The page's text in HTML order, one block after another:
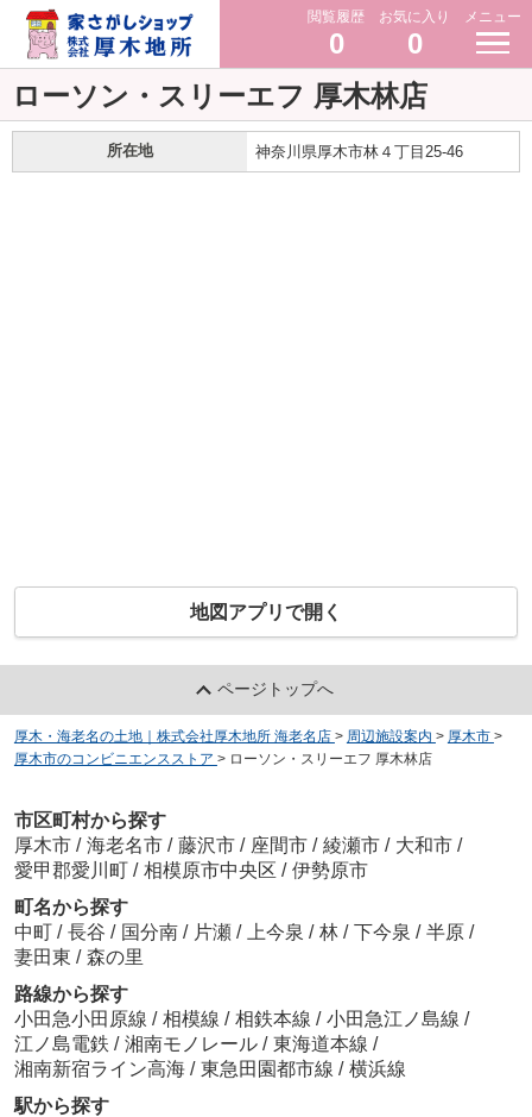
閲覧履歴
0
お気に入り
0
メニュー
ローソン・スリーエフ 厚木林店
所在地 神奈川県厚木市林４丁目25-46
地図アプリで開く
ページトップへ
厚木・海老名の土地｜株式会社厚木地所 海老名店 > 周辺施設案内 > 厚木市 >
厚木市のコンビニエンスストア > ローソン・スリーエフ 厚木林店
市区町村から探す
厚木市 / 海老名市 / 藤沢市 / 座間市 / 綾瀬市 / 大和市 /
愛甲郡愛川町 / 相模原市中央区 / 伊勢原市
町名から探す
中町 / 長谷 / 国分南 / 片瀬 / 上今泉 / 林 / 下今泉 / 半原 /
妻田東 / 森の里
路線から探す
小田急小田原線 / 相模線 / 相鉄本線 / 小田急江ノ島線 /
江ノ島電鉄 / 湘南モノレール / 東海道本線 /
湘南新宿ライン高海 / 東急田園都市線 / 横浜線
駅から探す